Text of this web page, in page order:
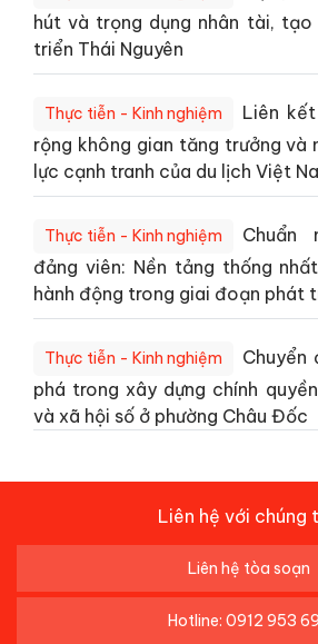
hút và trọng dụng nhân tài,
triển Thái Nguyên
Thực tiễn - Kinh nghiệm
Liên
rộng không gian tăng trưởng và
lực cạnh tranh của du lịch Việt
Thực tiễn - Kinh nghiệm
Chuẩn
đảng viên: Nền tảng thống
hành động trong giai đoạn phát
Thực tiễn - Kinh nghiệm
phá trong xây dựng chính
và xã hội số ở phường Châu Đốc
Liên hệ với chúng
Liên hệ tòa soạn
Hotline: 0912 953